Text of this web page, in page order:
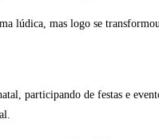
lúdica, mas logo se
participando de festas e